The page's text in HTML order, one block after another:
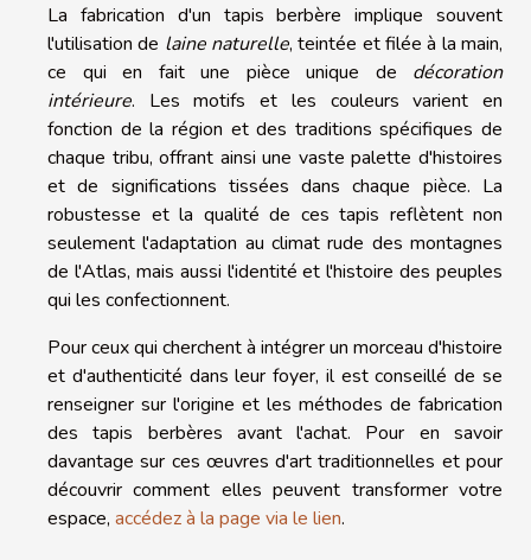
La fabrication d'un tapis berbère implique souvent
l'utilisation de laine naturelle, teintée et filée à la main,
ce qui en fait une pièce unique de décoration
intérieure. Les motifs et les couleurs varient en
fonction de la région et des traditions spécifiques de
chaque tribu, offrant ainsi une vaste palette d'histoires
et de significations tissées dans chaque pièce. La
robustesse et la qualité de ces tapis reflètent non
seulement l'adaptation au climat rude des montagnes
de l'Atlas, mais aussi l'identité et l'histoire des peuples
qui les confectionnent.
Pour ceux qui cherchent à intégrer un morceau d'histoire
et d'authenticité dans leur foyer, il est conseillé de se
renseigner sur l'origine et les méthodes de fabrication
des tapis berbères avant l'achat. Pour en savoir
davantage sur ces œuvres d'art traditionnelles et pour
découvrir comment elles peuvent transformer votre
espace, accédez à la page via le lien.